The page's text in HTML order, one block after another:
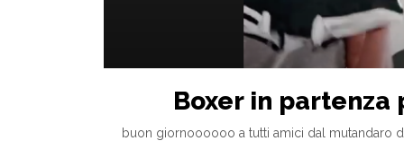
Boxer in partenza
buon giornoooooo a tutti amici dal mutandaro